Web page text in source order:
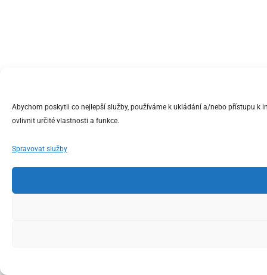
Abychom poskytli co nejlepší služby, používáme k ukládání a/nebo přístupu
ovlivnit určité vlastnosti a funkce.
Spravovat služby